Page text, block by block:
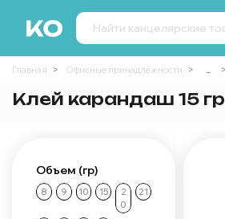
Главная Офисные принадлежности ...
Клей карандаш 15 гр
Объем (гр)
8 9 10 15
2
0
21